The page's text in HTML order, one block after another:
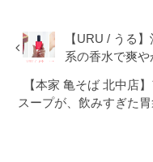
【URU / うる
系の香水で爽
【本家 亀そば 北中店
スープが、飲みすぎた